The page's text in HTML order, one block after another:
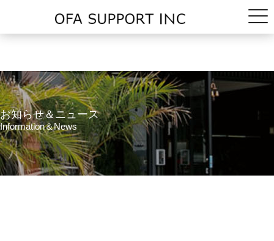
お知らせ＆ニュース
Information＆News